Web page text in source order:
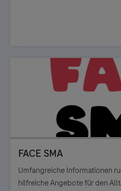
Umfangreiche Informationen
hilfreiche Angebote für den